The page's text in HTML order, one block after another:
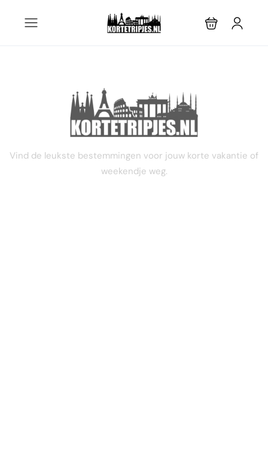
STEL JE EIGEN TRIP SAMEN
Vind de leukste bestemmingen voor jouw korte vakantie of
weekendje weg.